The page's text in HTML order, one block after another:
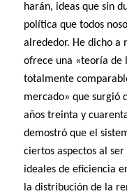
harán, ideas que sin
política que todos
alrededor. He dicho a
ofrece una «teoría de
totalmente
mercado» que surgió
años treinta y
demostró que el
ciertos aspectos al
ideales de eficiencia
la distribución de la